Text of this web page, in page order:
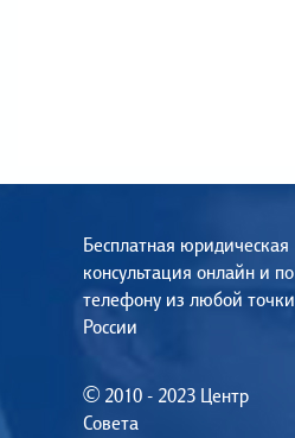
Бесплатная юридическая
консультация онлайн и по
телефону из любой точки
России
© 2010 - 2023 Центр
Совета